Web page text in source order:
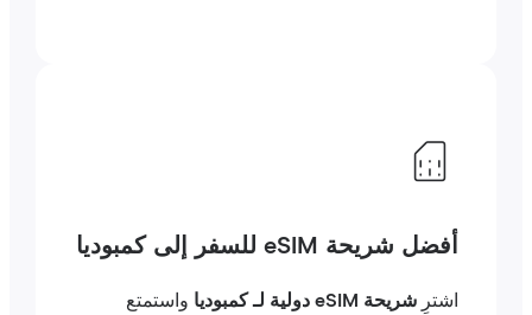
أفضل شريحة eSIM للسفر إلى كمبوديا
شريحة eSIM دولية لـ كمبوديا
واستمتع